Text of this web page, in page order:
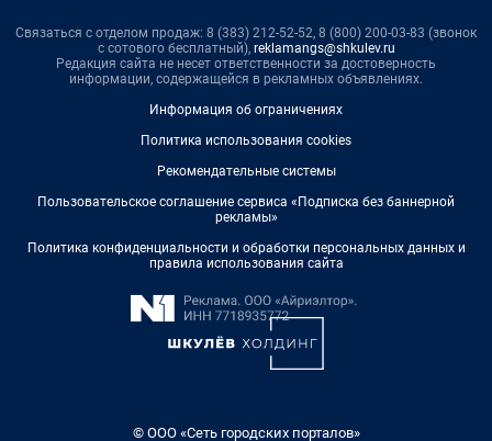
Связаться с отделом продаж: 8 (383) 212-52-52, 8 (800) 200-03-83 (звонок
с сотового бесплатный), reklamangs@shkulev.ru
Редакция сайта не несет ответственности за достоверность
информации, содержащейся в рекламных объявлениях.
Информация об ограничениях
Политика использования cookies
Рекомендательные системы
Пользовательское соглашение сервиса «Подписка без баннерной
рекламы»
Политика конфиденциальности и обработки персональных данных и
правила использования сайта
© ООО «Сеть городских порталов»